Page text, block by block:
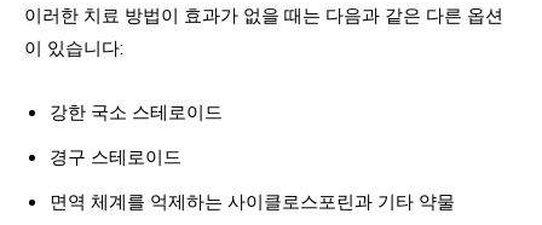
이러한 치료 방법이 효과가 없을 때는 다음과 같은 다른 옵션
이 있습니다:
강한 국소 스테로이드
경구 스테로이드
면역 체계를 억제하는 사이클로스포린과 기타 약물